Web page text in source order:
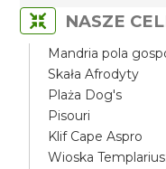
NASZE
Mandria pola
Skała Afrodyty
Plaża Dog's
Pisouri
Klif Cape Aspro
Wioska